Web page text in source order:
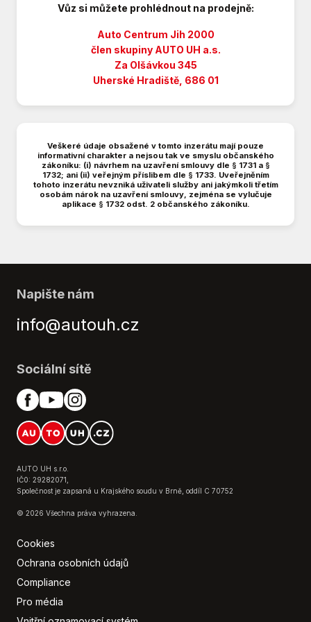
Isofix
Kožený volant
Manuální převodovka
Nastavitelný volant
Palubní počítač
Posuvná zadní sedadla
Tempomat s omezovačem rychlosti
Tónovaná skla
USB
Vyhřívaná sedadla
Vůz si můžete prohlédnout na prodejně:
Auto Centrum Jih 2000
člen skupiny AUTO UH a.s.
Za Olšávkou 345
Uherské Hradiště, 686 01
Veškeré údaje obsažené v tomto inzerátu mají pouze
informativní charakter a nejsou tak ve smyslu občanského
zákoníku: (i) návrhem na uzavření smlouvy dle § 1731 a §
1732; ani (ii) veřejným příslibem dle § 1733. Uveřejněním
tohoto inzerátu nevzniká uživateli služby ani jakýmkoli třetím
osobám nárok na uzavření smlouvy, zejména se vylučuje
aplikace § 1732 odst. 2 občanského zákoníku.
AUTO UH s.r.o.
IČ0: 29282071,
Společnost je zapsaná u Krajského soudu v Brně, oddíl C 70752
© 2026 Všechna práva vyhrazena.
Cookies
Ochrana osobních údajů
Compliance
Pro média
Napište nám
info@autouh.cz
Sociální sítě